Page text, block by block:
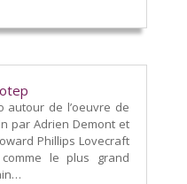
autour de l’oeuvre de
par Adrien Demont et
Phillips Lovecraft
le plus grand